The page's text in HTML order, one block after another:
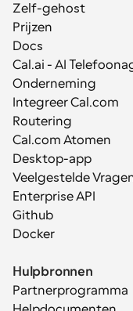
Zelf-gehost
Prijzen
Docs
Cal.ai - AI
Onderneming
Integreer Cal.com
Routering
Cal.com Atomen
Desktop-app
Veelgestelde
Enterprise API
Github
Docker
Hulpbronnen
Partnerprogramma